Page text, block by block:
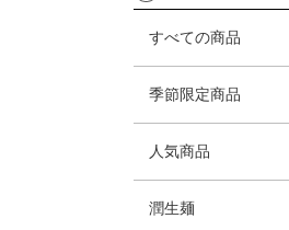
すべての商品
季節限定商品
人気商品
潤生麺